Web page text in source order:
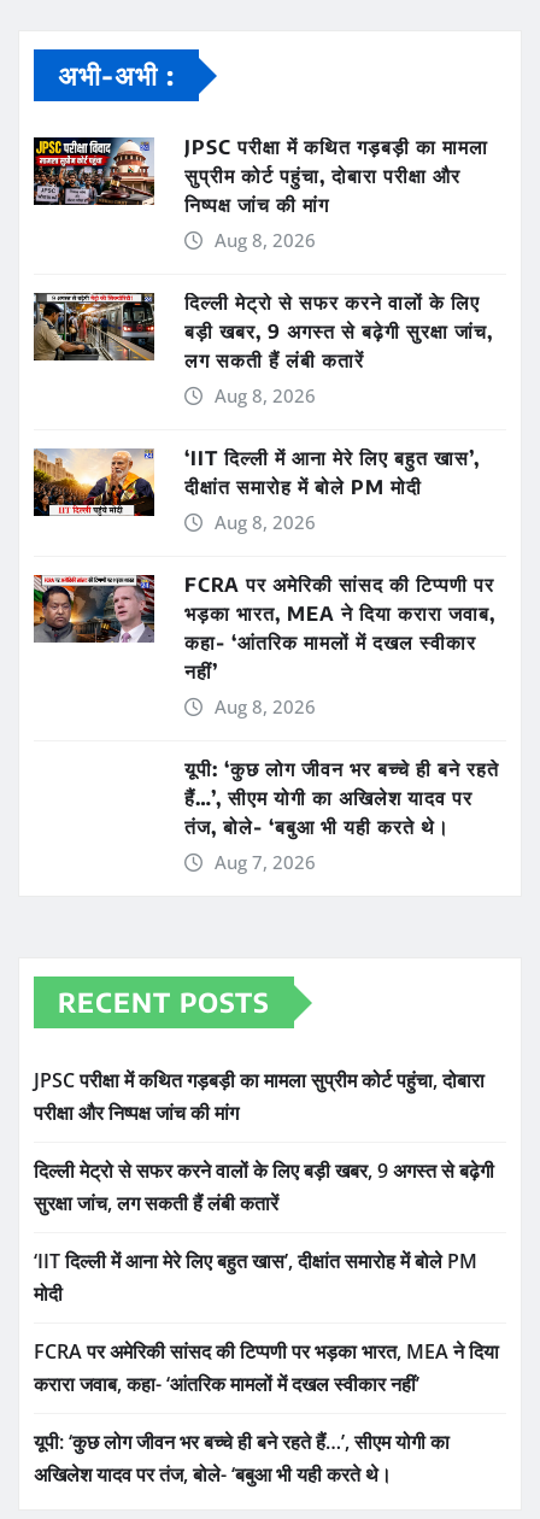
अभी-अभी :
JPSC परीक्षा में कथित गड़बड़ी का मामला
सुप्रीम कोर्ट पहुंचा, दोबारा परीक्षा और
निष्पक्ष जांच की मांग
Aug 8, 2026
दिल्ली मेट्रो से सफर करने वालों के लिए
बड़ी खबर, 9 अगस्त से बढ़ेगी सुरक्षा जांच,
लग सकती हैं लंबी कतारें
Aug 8, 2026
‘IIT दिल्ली में आना मेरे लिए बहुत खास’,
दीक्षांत समारोह में बोले PM मोदी
Aug 8, 2026
FCRA पर अमेरिकी सांसद की टिप्पणी पर
भड़का भारत, MEA ने दिया करारा जवाब,
कहा- ‘आंतरिक मामलों में दखल स्वीकार
नहीं’
Aug 8, 2026
यूपी: ‘कुछ लोग जीवन भर बच्चे ही बने रहते
हैं…’, सीएम योगी का अखिलेश यादव पर
तंज, बोले- ‘बबुआ भी यही करते थे।
Aug 7, 2026
RECENT POSTS
JPSC परीक्षा में कथित गड़बड़ी का मामला सुप्रीम कोर्ट पहुंचा, दोबारा
परीक्षा और निष्पक्ष जांच की मांग
दिल्ली मेट्रो से सफर करने वालों के लिए बड़ी खबर, 9 अगस्त से बढ़ेगी
सुरक्षा जांच, लग सकती हैं लंबी कतारें
‘IIT दिल्ली में आना मेरे लिए बहुत खास’, दीक्षांत समारोह में बोले PM
मोदी
FCRA पर अमेरिकी सांसद की टिप्पणी पर भड़का भारत, MEA ने दिया
करारा जवाब, कहा- ‘आंतरिक मामलों में दखल स्वीकार नहीं’
यूपी: ‘कुछ लोग जीवन भर बच्चे ही बने रहते हैं…’, सीएम योगी का
अखिलेश यादव पर तंज, बोले- ‘बबुआ भी यही करते थे।